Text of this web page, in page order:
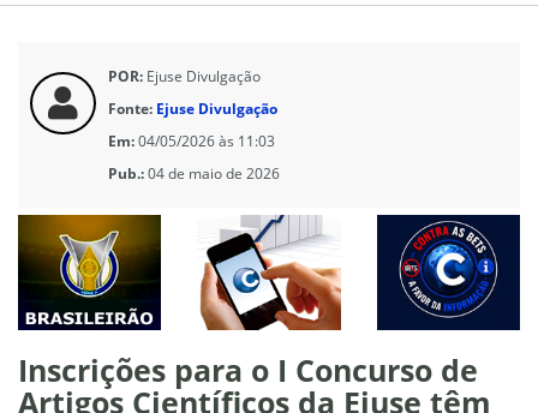
POR: Ejuse Divulgação
Fonte: Ejuse Divulgação
Em:04/05/2026 às 11:03
Pub.:04 de maio de 2026
Inscrições para o I Concurso de
Artigos Científicos da Ejuse têm